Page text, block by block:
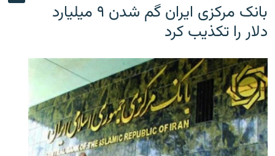
بانک مرکزی ایران گم شدن ۹ میلیارد
دلار را تکذیب کرد